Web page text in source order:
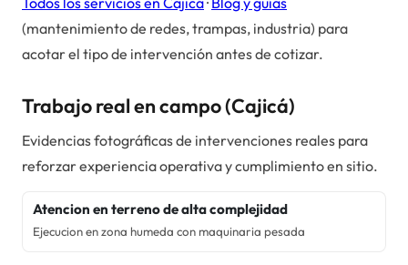
(mantenimiento de redes, trampas, industria) para
acotar el tipo de intervención antes de cotizar.
Trabajo real en campo (Cajicá)
Evidencias fotográficas de intervenciones reales para
reforzar experiencia operativa y cumplimiento en sitio.
Atencion en terreno de alta complejidad
Ejecucion en zona humeda con maquinaria pesada